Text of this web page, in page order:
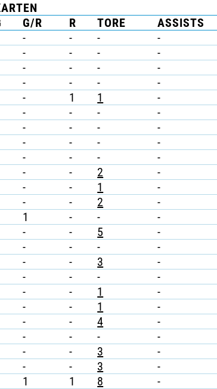
G/R R TORE ASSISTS
- - - -
- - - -
- - - -
- - - -
- 1 1 -
- - - -
- - - -
- - - -
- - - -
- - 2 -
- - 1 -
- - 2 -
1 - - -
- - 5 -
- - - -
- - 3 -
- - - -
- - 1 -
- - 1 -
- - 4 -
- - - -
- - 3 -
- - 3 -
1 1 8 -